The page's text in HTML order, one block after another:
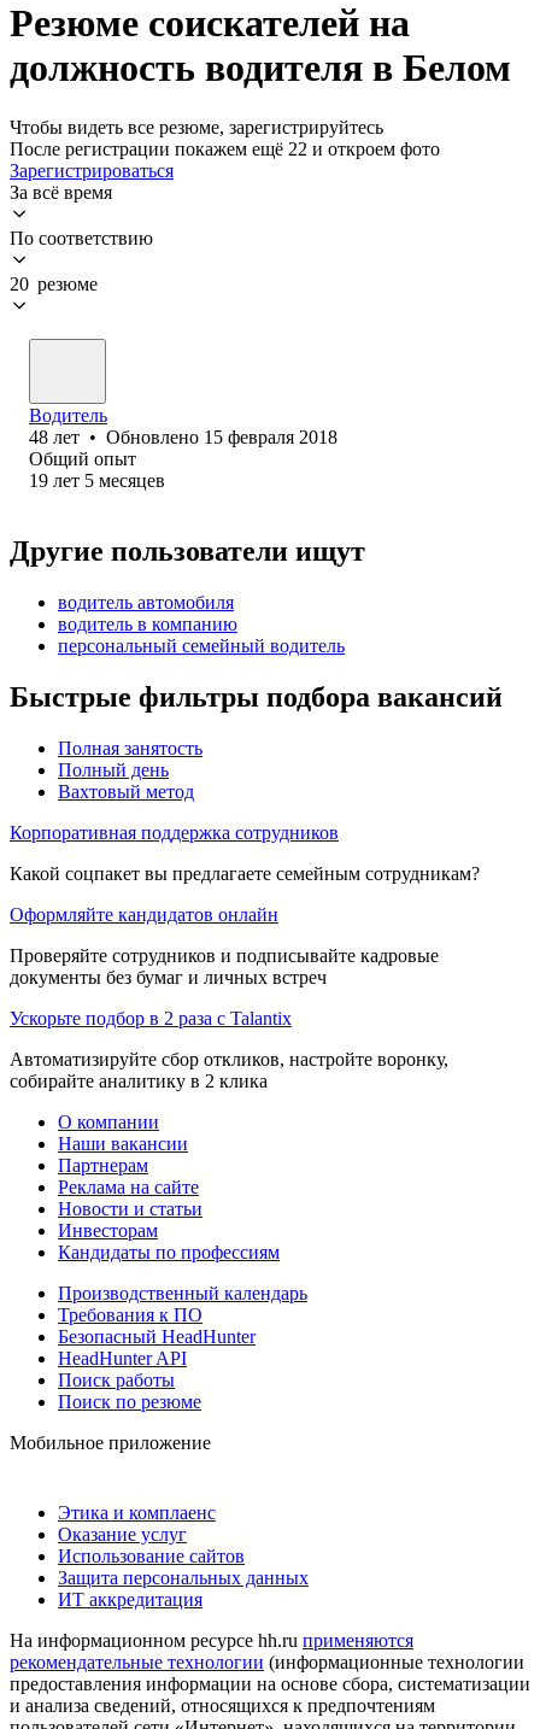
Резюме соискателей на
должность водителя в Белом
Чтобы видеть все резюме, зарегистрируйтесь
После регистрации покажем ещё 22 и откроем фото
Зарегистрироваться
За всё время
По соответствию
20 резюме
Водитель
48 лет • Обновлено 15 февраля 2018
Общий опыт
19 лет 5 месяцев
Другие пользователи ищут
водитель автомобиля
водитель в компанию
персональный семейный водитель
Быстрые фильтры подбора вакансий
Полная занятость
Полный день
Вахтовый метод
Корпоративная поддержка сотрудников
Какой соцпакет вы предлагаете семейным сотрудникам?
Оформляйте кандидатов онлайн
Проверяйте сотрудников и подписывайте кадровые
документы без бумаг и личных встреч
Ускорьте подбор в 2 раза с Talantix
Автоматизируйте сбор откликов, настройте воронку,
собирайте аналитику в 2 клика
О компании
Наши вакансии
Партнерам
Реклама на сайте
Новости и статьи
Инвесторам
Кандидаты по профессиям
Производственный календарь
Требования к ПО
Безопасный HeadHunter
HeadHunter API
Поиск работы
Поиск по резюме
Мобильное приложение
Этика и комплаенс
Оказание услуг
Использование сайтов
Защита персональных данных
ИТ аккредитация
На информационном ресурсе hh.ru применяются
рекомендательные технологии (информационные технологии
предоставления информации на основе сбора, систематизации
и анализа сведений, относящихся к предпочтениям